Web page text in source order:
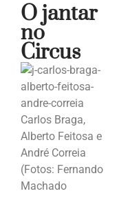
O jantar
no
Circus
Carlos Braga,
Alberto Feitosa e
André Correia
(Fotos: Fernando
Machado